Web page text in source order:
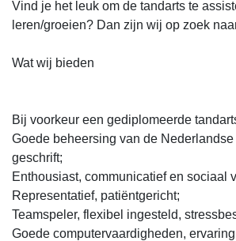
Vind je het leuk om de tandarts te
leren/groeien? Dan zijn wij op zoek
Wat wij bieden
Bij voorkeur een gediplomeerde
Goede beheersing van de
geschrift;
Enthousiast, communicatief en sociaal
Representatief, patiëntgericht;
Teamspeler, flexibel ingesteld,
Goede computervaardigheden,